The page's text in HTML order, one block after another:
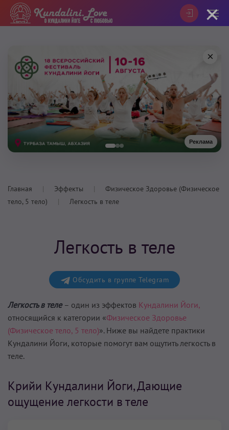
Реклама
×
Главная Эффекты
Физическое Здоровье (Физическое
тело, 5 тело)
Легкость в теле
Легкость в теле
Обсудить в группе Telegram
Легкость в теле – один из эффектов Кундалини Йоги,
относящийся к категории «Физическое Здоровье
(Физическое тело, 5 тело)». Ниже вы найдете практики
Кундалини Йоги, которые помогут вам ощутить легкость в
теле.
Крийи Кундалини Йоги, Дающие
ощущение легкости в теле
×